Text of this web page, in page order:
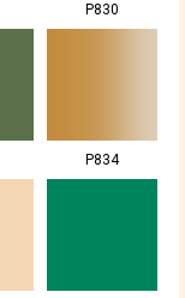
P830
P834